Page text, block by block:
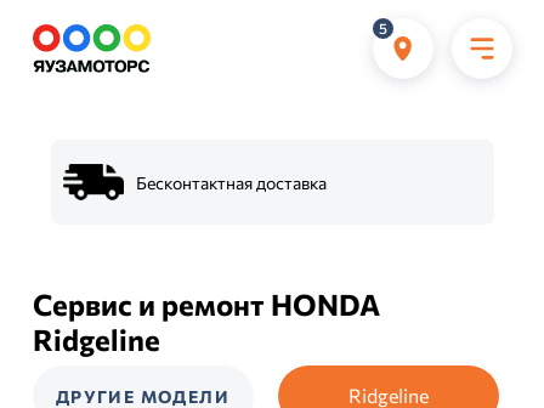
5
Бесконтактная доставка
Сервис и ремонт HONDA
Ridgeline
ДРУГИЕ МОДЕЛИ Ridgeline